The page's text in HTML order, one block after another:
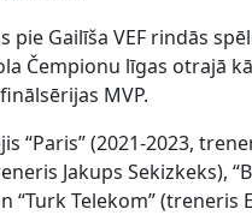
pie Gailīša VEF rindās
Čempionu līgas otrajā
MVP.
“Paris” (2021-2023,
Jakups Sekizkeks),
“Turk Telekom” (treneris